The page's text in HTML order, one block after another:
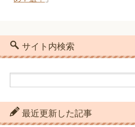
サイト内検索
最近更新した記事